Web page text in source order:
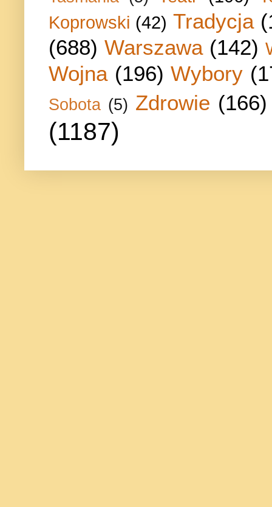
Koprowski (42) Tradycja
(688) Warszawa (142)
Wojna (196) Wybory
Sobota (5) Zdrowie (166)
(1187)